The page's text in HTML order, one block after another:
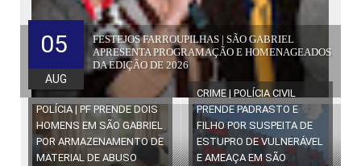
FESTEJOS FARROUPILHAS | SÃO GABRIEL
APRESENTA PROGRAMAÇÃO E HOMENAGEADOS
DA EDIÇÃO DE 2026
05
AUG
POLÍCIA | PF PRENDE DOIS
HOMENS EM SÃO GABRIEL
POR ARMAZENAMENTO DE
MATERIAL DE ABUSO
CRIME | POLÍCIA CIVIL
PRENDE PADRASTO E
FILHO POR SUSPEITA DE
ESTUPRO DE VULNERÁVEL
E AMEAÇA EM SÃO